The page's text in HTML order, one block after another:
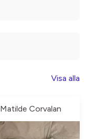
Visa alla
Matilde Corvalan